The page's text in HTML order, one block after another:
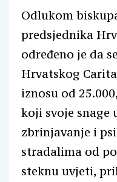
Odlukom
predsjednika
određeno je da
Hrvatskog
iznosu od
koji svoje snage
zbrinjavanje i
stradalima od
steknu uvjeti,